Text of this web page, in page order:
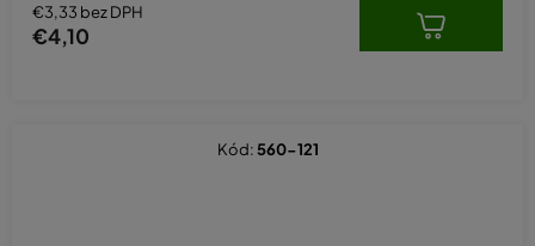
€3,33 bez DPH
€4,10
Kód: 560-121